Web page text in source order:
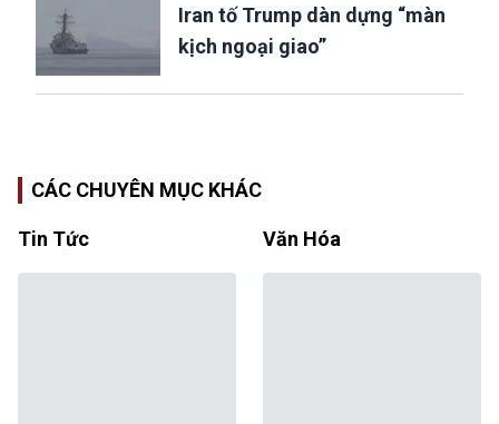
Iran tố Trump dàn dựng “màn
kịch ngoại giao”
CÁC CHUYÊN MỤC KHÁC
Tin Tức Văn Hóa